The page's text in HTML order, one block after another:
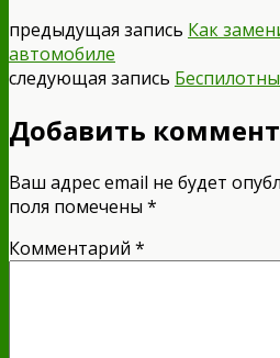
предыдущая запись Как
автомобиле
следующая запись
Добавить
Ваш адрес email не будет
поля помечены *
Комментарий *